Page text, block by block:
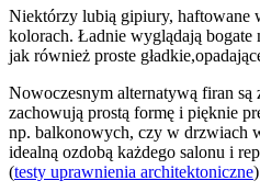
Niektórzy lubią gipiury, haftowane
kolorach. Ładnie wyglądają bogate
jak również proste
Nowoczesnym alternatywą firan są
zachowują prostą formę i pięknie
np. balkonowych, czy w drzwiach
idealną ozdobą każdego salonu i
(testy uprawnienia architektoniczne)